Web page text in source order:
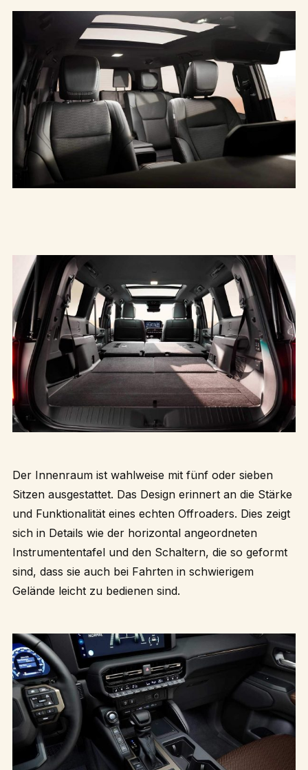
Der Innenraum ist wahlweise mit fünf oder sieben
Sitzen ausgestattet. Das Design erinnert an die Stärke
und Funktionalität eines echten Offroaders. Dies zeigt
sich in Details wie der horizontal angeordneten
Instrumententafel und den Schaltern, die so geformt
sind, dass sie auch bei Fahrten in schwierigem
Gelände leicht zu bedienen sind.